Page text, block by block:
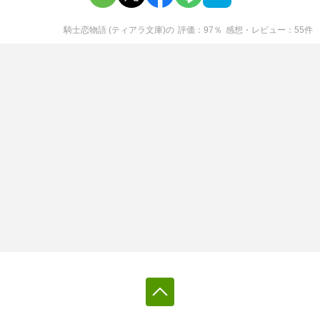
騎士恋物語 (ティアラ文庫)の 評価 97 ％ 感想・レビュー 55件